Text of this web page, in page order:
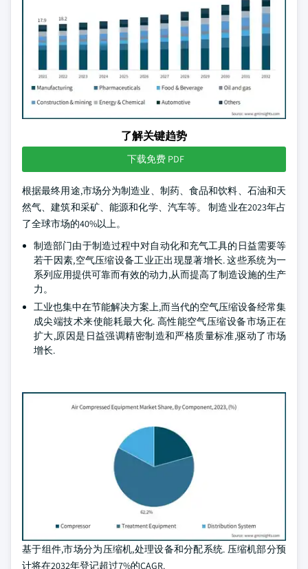
了解关键趋势
下载免费 PDF
根据最终用途,市场分为制造业、制药、食品和饮料、石油和天
然气、建筑和采矿、能源和化学、汽车等。 制造业在2023年占
了全球市场的40%以上。
制造部门由于制造过程中对自动化和充气工具的日益需要等
若干因素,空气压缩设备工业正出现显著增长. 这些系统为一
系列应用提供可靠而有效的动力,从而提高了制造设施的生产
力。
工业也集中在节能解决方案上,而当代的空气压缩设备经常集
成尖端技术来使能耗最大化. 高性能空气压缩设备市场正在
扩大,原因是日益强调精密制造和严格质量标准,驱动了市场
增长.
基于组件,市场分为压缩机,处理设备和分配系统. 压缩机部分预
计将在2032年登记超过7%的CAGR.